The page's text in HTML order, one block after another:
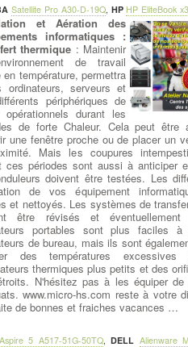
et Aération des
informatiques :
thermique : Maintenir
de travail
en température, permettra
ordinateurs, serveurs et
périphériques de
opérationnels durant les
de forte Chaleur. Cela peut être
une fenêtre proche ou de placer un
Mais les coupures
ces périodes sont aussi à anticiper
doivent être testées. Les
de vos équipement
et nettoyés. Les systèmes de
être révisés et éventuellement
portables sont plus faciles
de bureau, mais ils sont
des températures
thermiques plus petits et des
N'hésitez pas à les équiper de
www.micro-hs.com reste à votre
de bonnes et fraiches vacances …
Satellite Pro A30-D-19Q, HP HP EliteBook
Aspire 5 A517-51G-50TQ,DELL Alienware